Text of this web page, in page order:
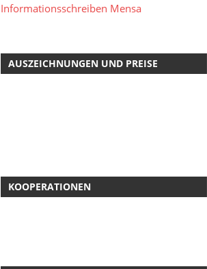
Informationsschreiben Mensa
AUSZEICHNUNGEN UND PREISE
KOOPERATIONEN